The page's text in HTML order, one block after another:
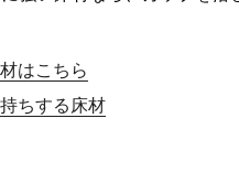
はこちら
ちする床材